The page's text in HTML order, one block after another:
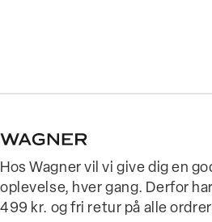
Hos Wagner vil vi give dig en
oplevelse, hver gang. Derfor
499 kr. og fri retur på alle